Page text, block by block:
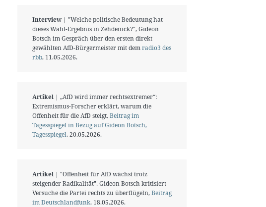
Interview| "Welche politische Bedeutung hat
dieses Wahl-Ergebnis in Zehdenick?", Gideon
Botsch im Gespräch über den ersten direkt
gewählten AfD-Bürgermeister mit demradio3 des
rbb, 11.05.2026.
Artikel| „AfD wird immer rechtsextremer“:
Extremismus-Forscher erklärt, warum die
Offenheit für die AfD steigt,Beitrag im
Tagesspiegel in Bezug auf Gideon Botsch,
Tagesspiegel, 20.05.2026.
Artikel| "Offenheit für AfD wächst trotz
steigender Radikalität", Gideon Botsch kritisiert
Versuche die Partei rechts zu überflügeln,Beitrag
im Deutschlandfunk, 18.05.2026.